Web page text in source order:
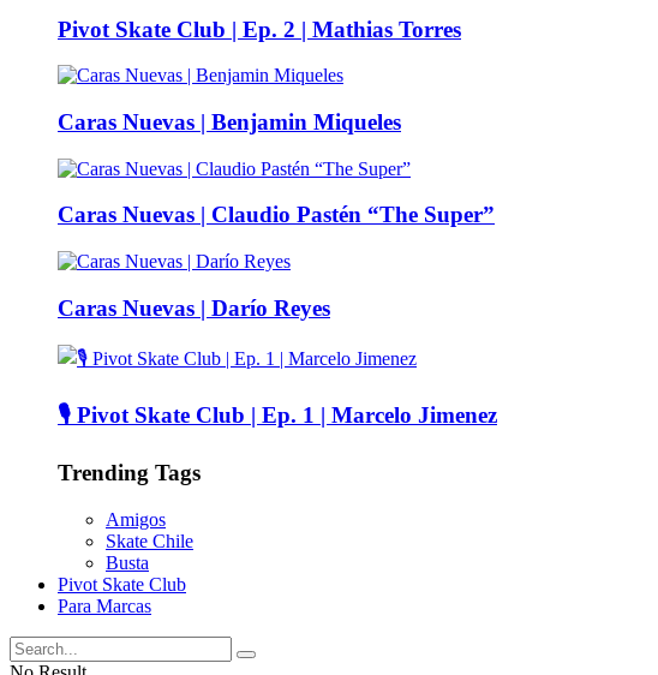
Pivot Skate Club | Ep. 2 | Mathias Torres
Caras Nuevas | Benjamin Miqueles
Caras Nuevas | Claudio Pastén “The Super”
Caras Nuevas | Darío Reyes
🎙️ Pivot Skate Club | Ep. 1 | Marcelo Jimenez
Trending Tags
Amigos
Skate Chile
Busta
Pivot Skate Club
Para Marcas